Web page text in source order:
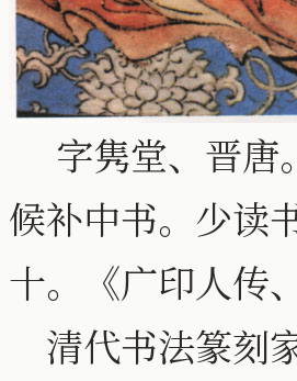
字隽堂、晋唐
候补中书。少读
十。《广印人传
清代书法篆刻